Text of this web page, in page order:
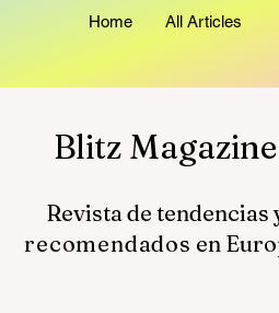
Home All Articles
Blitz Magazine
Revista de tendencias
recomendados en